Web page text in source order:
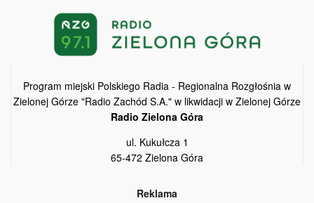
Program miejski Polskiego Radia - Regionalna Rozgłośnia w
Zielonej Górze "Radio Zachód S.A." w likwidacji w Zielonej Górze
Radio Zielona Góra
ul. Kukułcza 1
65-472 Zielona Góra
Reklama